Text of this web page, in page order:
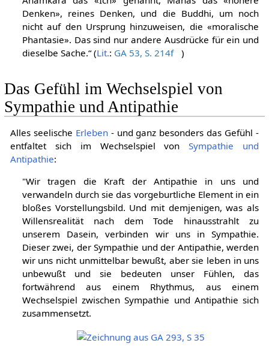
Denken», reines Denken, und die Buddhi, um noch
nicht auf den Ursprung hinzuweisen, die «moralische
Phantasie». Das sind nur andere Ausdrücke für ein und
dieselbe Sache.“ (Lit.: GA 53, S. 214f )
Das Gefühl im Wechselspiel von
Sympathie und Antipathie
Alles seelische Erleben- und ganz besonders das Gefühl -
entfaltet sich im Wechselspiel vonSympathie und
Antipathie:
"Wir tragen die Kraft der Antipathie in uns und
verwandeln durch sie das vorgeburtliche Element in ein
bloßes Vorstellungsbild. Und mit demjenigen, was als
Willensrealität nach dem Tode hinausstrahlt zu
unserem Dasein, verbinden wir uns in Sympathie.
Dieser zwei, der Sympathie und der Antipathie, werden
wir uns nicht unmittelbar bewußt, aber sie leben in uns
unbewußt und sie bedeuten unser Fühlen, das
fortwährend aus einem Rhythmus, aus einem
Wechselspiel zwischen Sympathie und Antipathie sich
zusammensetzt.